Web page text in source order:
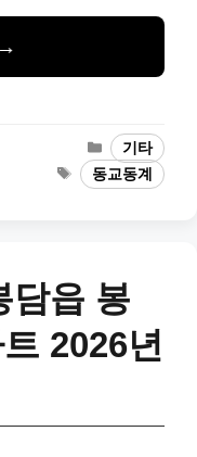
Categories
기타
Tags동교동계
담읍 봉
2026년